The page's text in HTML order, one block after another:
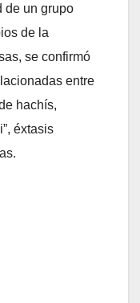
de un grupo
de la
se confirmó
entre
hachís,
éxtasis